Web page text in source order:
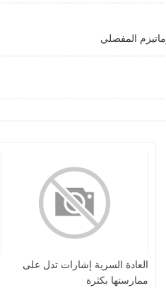
المفصلي
العادة السرية إشارات تدل على
ممارستها بكثرة